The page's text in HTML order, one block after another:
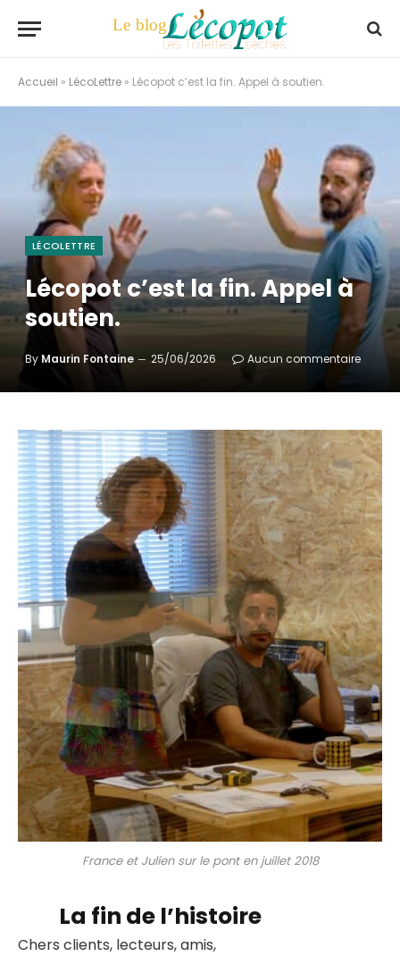
Accueil » LécoLettre » Lécopot c’est la fin. Appel à soutien.
LÉCOLETTRE
Lécopot c’est la fin. Appel à
soutien.
By Maurin Fontaine 25/06/2026 Aucun commentaire
France et Julien sur le pont en juillet 2018
La fin de l’histoire
Chers clients, lecteurs, amis,